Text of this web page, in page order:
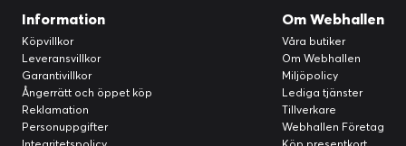
Information
Köpvillkor
Leveransvillkor
Garantivillkor
Ångerrätt och öppet köp
Reklamation
Personuppgifter
Om Webhallen
Våra butiker
Om Webhallen
Miljöpolicy
Lediga tjänster
Tillverkare
Webhallen Företag